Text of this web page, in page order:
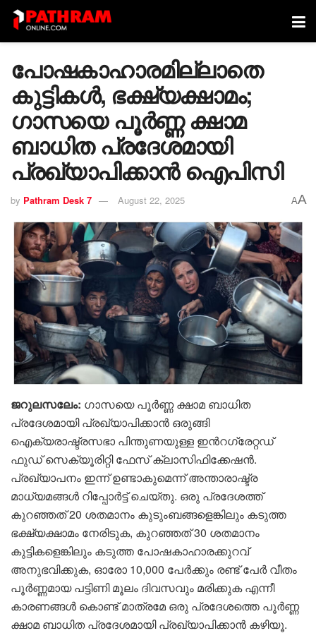
പോഷകാഹാരമില്ലാതെ
കുട്ടികൾ, ഭക്ഷ്യക്ഷാമം;
ഗാസയെ പൂർണ്ണ ക്ഷാമ
ബാധിത പ്രദേശമായി
പ്രഖ്യാപിക്കാൻ ഐപിസി
by Pathram Desk 7 August 22, 2025 AA
ജറുലസലേം: ഗാസയെ പൂർണ്ണ ക്ഷാമ ബാധിത
പ്രദേശമായി പ്രഖ്യാപിക്കാൻ ഒരുങ്ങി
ഐക്യരാഷ്ട്രസഭാ പിന്തുണയുള്ള ഇന്‍റഗ്രേറ്റഡ്
ഫുഡ് സെക്യൂരിറ്റി ഫേസ് ക്ലാസിഫിക്കേഷൻ.
പ്രഖ്യാപനം ഇന്ന് ഉണ്ടാകുമെന്ന് അന്താരാഷ്ട്ര
മാധ്യമങ്ങൾ റിപ്പോർട്ട് ചെയ്തു. ഒരു പ്രദേശത്ത്
കുറഞ്ഞത് 20 ശതമാനം കുടുംബങ്ങളെങ്കിലും കടുത്ത
ഭക്ഷ്യക്ഷാമം നേരിടുക, കുറഞ്ഞത് 30 ശതമാനം
കുട്ടികളെങ്കിലും കടുത്ത പോഷകാഹാരക്കുറവ്
അനുഭവിക്കുക, ഓരോ 10,000 പേർക്കും രണ്ട് പേർ വീതം
പൂർണ്ണമായ പട്ടിണി മൂലം ദിവസവും മരിക്കുക എന്നീ
കാരണങ്ങൾ കൊണ്ട് മാത്രമേ ഒരു പ്രദേശത്തെ പൂർണ്ണ
ക്ഷാമ ബാധിത പ്രദേശമായി പ്രഖ്യാപിക്കാൻ കഴിയൂ.